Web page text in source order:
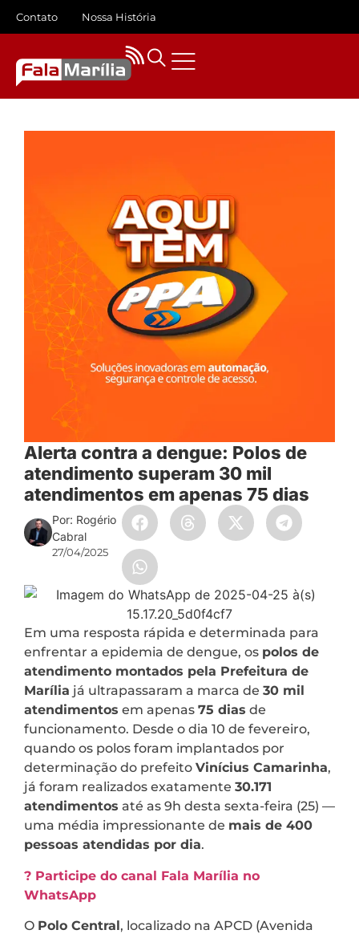
Contato Nossa História
Alerta contra a dengue: Polos de
atendimento superam 30 mil
atendimentos em apenas 75 dias
Por: Rogério
Cabral
27/04/2025
Em uma resposta rápida e determinada para
enfrentar a epidemia de dengue, os polos de
atendimento montados pela Prefeitura de
Marília já ultrapassaram a marca de 30 mil
atendimentos em apenas 75 dias de
funcionamento. Desde o dia 10 de fevereiro,
quando os polos foram implantados por
determinação do prefeito Vinícius Camarinha,
já foram realizados exatamente 30.171
atendimentos até as 9h desta sexta-feira (25) —
uma média impressionante de mais de 400
pessoas atendidas por dia.
? Participe do canal Fala Marília no
WhatsApp
O Polo Central, localizado na APCD (Avenida